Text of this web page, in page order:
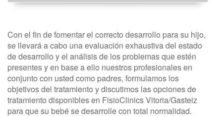
Gasteiz
Con el fin de fomentar el correcto desarrollo para su hijo,
se llevará a cabo una evaluación exhaustiva del estado
de desarrollo y el análisis de los problemas que estén
presentes y en base a ello nuestros profesionales en
conjunto con usted como padres, formulamos los
objetivos del tratamiento y discutimos las opciones de
tratamiento disponibles en FisioClinics Vitoria/Gasteiz
para que su bebé se desarrolle con total normalidad.